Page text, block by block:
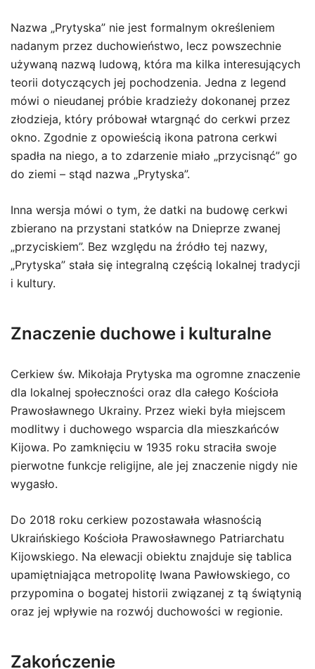
Nazwa „Prytyska” nie jest formalnym określeniem
nadanym przez duchowieństwo, lecz powszechnie
używaną nazwą ludową, która ma kilka interesujących
teorii dotyczących jej pochodzenia. Jedna z legend
mówi o nieudanej próbie kradzieży dokonanej przez
złodzieja, który próbował wtargnąć do cerkwi przez
okno. Zgodnie z opowieścią ikona patrona cerkwi
spadła na niego, a to zdarzenie miało „przycisnąć” go
do ziemi – stąd nazwa „Prytyska”.
Inna wersja mówi o tym, że datki na budowę cerkwi
zbierano na przystani statków na Dnieprze zwanej
„przyciskiem”. Bez względu na źródło tej nazwy,
„Prytyska” stała się integralną częścią lokalnej tradycji
i kultury.
Znaczenie duchowe i kulturalne
Cerkiew św. Mikołaja Prytyska ma ogromne znaczenie
dla lokalnej społeczności oraz dla całego Kościoła
Prawosławnego Ukrainy. Przez wieki była miejscem
modlitwy i duchowego wsparcia dla mieszkańców
Kijowa. Po zamknięciu w 1935 roku straciła swoje
pierwotne funkcje religijne, ale jej znaczenie nigdy nie
wygasło.
Do 2018 roku cerkiew pozostawała własnością
Ukraińskiego Kościoła Prawosławnego Patriarchatu
Kijowskiego. Na elewacji obiektu znajduje się tablica
upamiętniająca metropolitę Iwana Pawłowskiego, co
przypomina o bogatej historii związanej z tą świątynią
oraz jej wpływie na rozwój duchowości w regionie.
Zakończenie